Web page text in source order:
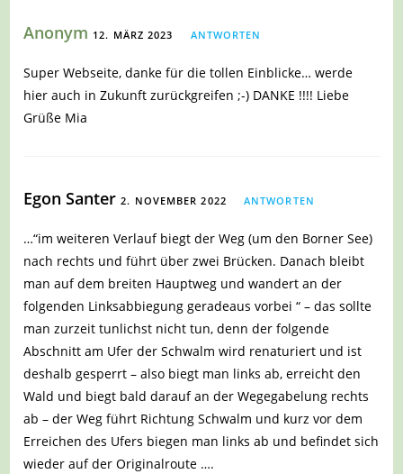
Anonym 12. MÄRZ 2023 ANTWORTEN
Super Webseite, danke für die tollen Einblicke… werde
hier auch in Zukunft zurückgreifen ;-) DANKE !!!! Liebe
Grüße Mia
Egon Santer2. NOVEMBER 2022 ANTWORTEN
…“im weiteren Verlauf biegt der Weg (um den Borner See)
nach rechts und führt über zwei Brücken. Danach bleibt
man auf dem breiten Hauptweg und wandert an der
folgenden Linksabbiegung geradeaus vorbei “ – das sollte
man zurzeit tunlichst nicht tun, denn der folgende
Abschnitt am Ufer der Schwalm wird renaturiert und ist
deshalb gesperrt – also biegt man links ab, erreicht den
Wald und biegt bald darauf an der Wegegabelung rechts
ab – der Weg führt Richtung Schwalm und kurz vor dem
Erreichen des Ufers biegen man links ab und befindet sich
wieder auf der Originalroute ….